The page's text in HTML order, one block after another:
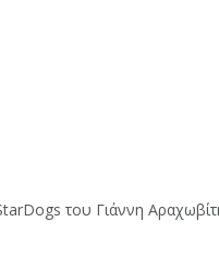
του Γιάννη